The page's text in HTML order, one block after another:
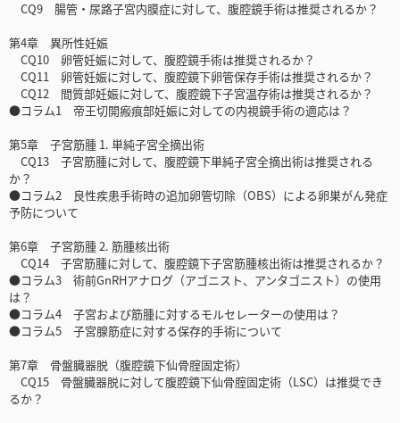
CQ9 腸管・尿路子宮内膜症に対して、腹腔鏡手術は推奨されるか？
第4章 異所性妊娠
CQ10 卵管妊娠に対して、腹腔鏡手術は推奨されるか？
CQ11 卵管妊娠に対して、腹腔鏡下卵管保存手術は推奨されるか？
CQ12 間質部妊娠に対して、腹腔鏡下子宮温存術は推奨されるか？
●コラム1 帝王切開瘢痕部妊娠に対しての内視鏡手術の適応は？
第5章 子宮筋腫 1. 単純子宮全摘出術
CQ13 子宮筋腫に対して、腹腔鏡下単純子宮全摘出術は推奨される
か？
●コラム2 良性疾患手術時の追加卵管切除（OBS）による卵巣がん発症
予防について
第6章 子宮筋腫 2. 筋腫核出術
CQ14 子宮筋腫に対して、腹腔鏡下子宮筋腫核出術は推奨されるか？
●コラム3 術前GnRHアナログ（アゴニスト、アンタゴニスト）の使用
は？
●コラム4 子宮および筋腫に対するモルセレーターの使用は？
●コラム5 子宮腺筋症に対する保存的手術について
第7章 骨盤臓器脱（腹腔鏡下仙骨腟固定術）
CQ15 骨盤臓器脱に対して腹腔鏡下仙骨腟固定術（LSC）は推奨でき
るか？